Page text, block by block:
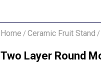
Home / Ceramic Fruit Stand /
Two Layer Round